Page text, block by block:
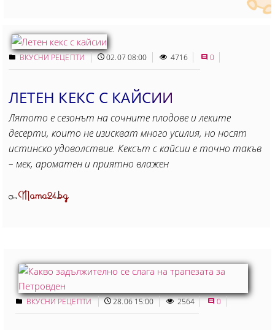
ВКУСНИ РЕЦЕПТИ 02.07 08:00 4716 0
ЛЕТЕН КЕКС С КАЙСИИ
Лятото е сезонът на сочните плодове и леките
десерти, които не изискват много усилия, но носят
истинско удоволствие. Кексът с кайсии е точно такъв
– мек, ароматен и приятно влажен
ОтMama24.bg
ВКУСНИ РЕЦЕПТИ 28.06 15:00 2564 0